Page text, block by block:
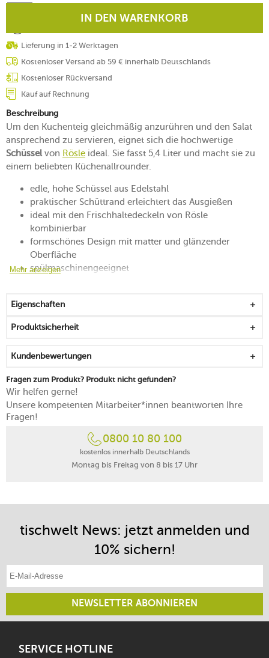
IN DEN WARENKORB
Lieferung in 1-2 Werktagen
Kostenloser Versand ab 59 € innerhalb Deutschlands
Kostenloser Rückversand
Kauf auf Rechnung
Beschreibung
Um den Kuchenteig gleichmäßig anzurühren und den Salat
ansprechend zu servieren, eignet sich die hochwertige
Schüsselvon Rösle ideal. Sie fasst 5,4 Liter und macht sie zu
einem beliebten Küchenallrounder.
edle, hohe Schüssel aus Edelstahl
praktischer Schüttrand erleichtert das Ausgießen
ideal mit den Frischhaltedeckeln von Rösle
kombinierbar
formschönes Design mit matter und glänzender
Oberfläche
spülmaschinengeeignet
Mehr anzeigen
Eigenschaften
Produktsicherheit
Kundenbewertungen
Fragen zum Produkt? Produkt nicht gefunden?
Wir helfen gerne!
Unsere kompetenten Mitarbeiter*innen beantworten Ihre
Fragen!
0800 10 80 100
kostenlos innerhalb Deutschlands
Montag bis Freitag von 8 bis 17 Uhr
tischwelt News: jetzt anmelden und
10% sichern!
NEWSLETTER ABONNIEREN
SERVICE HOTLINE